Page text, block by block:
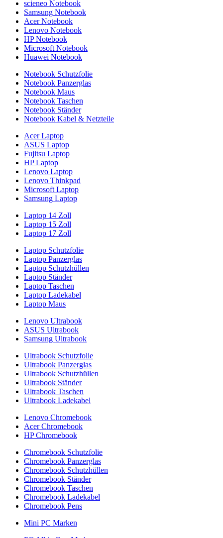
scieneo Notebook
Samsung Notebook
Acer Notebook
Lenovo Notebook
HP Notebook
Microsoft Notebook
Huawei Notebook
Notebook Schutzfolie
Notebook Panzerglas
Notebook Maus
Notebook Taschen
Notebook Ständer
Notebook Kabel & Netzteile
Acer Laptop
ASUS Laptop
Fujitsu Laptop
HP Laptop
Lenovo Laptop
Lenovo Thinkpad
Microsoft Laptop
Samsung Laptop
Laptop 14 Zoll
Laptop 15 Zoll
Laptop 17 Zoll
Laptop Schutzfolie
Laptop Panzerglas
Laptop Schutzhüllen
Laptop Ständer
Laptop Taschen
Laptop Ladekabel
Laptop Maus
Lenovo Ultrabook
ASUS Ultrabook
Samsung Ultrabook
Ultrabook Schutzfolie
Ultrabook Panzerglas
Ultrabook Schutzhüllen
Ultrabook Ständer
Ultrabook Taschen
Ultrabook Ladekabel
Lenovo Chromebook
Acer Chromebook
HP Chromebook
Chromebook Schutzfolie
Chromebook Panzerglas
Chromebook Schutzhüllen
Chromebook Ständer
Chromebook Taschen
Chromebook Ladekabel
Chromebook Pens
Mini PC Marken